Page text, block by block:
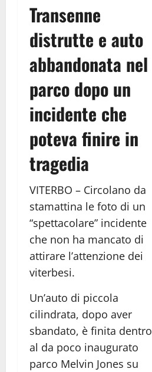
Transenne
distrutte e auto
abbandonata nel
parco dopo un
incidente che
poteva finire in
tragedia
VITERBO – Circolano da
stamattina le foto di un
“spettacolare” incidente
che non ha mancato di
attirare l’attenzione dei
viterbesi.
Un’auto di piccola
cilindrata, dopo aver
sbandato, è finita dentro
al da poco inaugurato
parco Melvin Jones su